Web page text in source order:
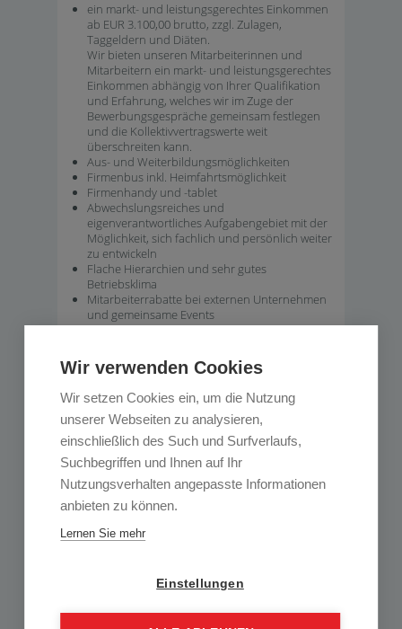
Wir verwenden Cookies
Wir setzen Cookies ein, um die Nutzung
unserer Webseiten zu analysieren,
einschließlich des Such und Surfverlaufs,
Suchbegriffen und Ihnen auf Ihr
Nutzungsverhalten angepasste Informationen
anbieten zu können.
Lernen Sie mehr
Einstellungen
ein markt- und leistungsgerechtes Einkommen
ab EUR 3.100,00 brutto, zzgl. Zulagen,
Taggeldern und Diäten.
Wir bieten unseren Mitarbeiterinnen und
Mitarbeitern ein markt- und leistungsgerechtes
Einkommen abhängig von Ihrer Qualifikation
und Erfahrung, welches wir im Zuge der
Bewerbungsgespräche gemeinsam festlegen
und die Kollektivvertragswerte weit
überschreiten kann.
Aus- und Weiterbildungsmöglichkeiten
Firmenbus inkl. Heimfahrtsmöglichkeit
Firmenhandy und -tablet
Abwechslungsreiches und
eigenverantwortliches Aufgabengebiet mit der
Möglichkeit, sich fachlich und persönlich weiter
zu entwickeln
Flache Hierarchien und sehr gutes
Betriebsklima
Mitarbeiterrabatte bei externen Unternehmen
und gemeinsame Events
zur Verfügung und freuen uns auf deine
Bewerbung!
Kontakt
EBG GmbH
Steiner Straße 9, 4400 Steyr
Hast du noch Fragen?
Dein Ansprechpartnerin; Mag. Karin Staber
Tel.: +43 (0) 59902 30630